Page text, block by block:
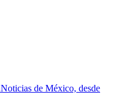
Noticias de México, desde